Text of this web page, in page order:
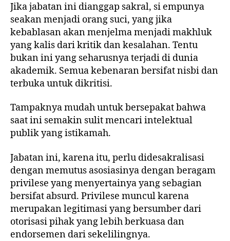
Jika jabatan ini dianggap sakral, si empunya
seakan menjadi orang suci, yang jika
kebablasan akan menjelma menjadi makhluk
yang kalis dari kritik dan kesalahan. Tentu
bukan ini yang seharusnya terjadi di dunia
akademik. Semua kebenaran bersifat nisbi dan
terbuka untuk dikritisi.
Tampaknya mudah untuk bersepakat bahwa
saat ini semakin sulit mencari intelektual
publik yang istikamah.
Jabatan ini, karena itu, perlu didesakralisasi
dengan memutus asosiasinya dengan beragam
privilese yang menyertainya yang sebagian
bersifat absurd. Privilese muncul karena
merupakan legitimasi yang bersumber dari
otorisasi pihak yang lebih berkuasa dan
endorsemen dari sekelilingnya.